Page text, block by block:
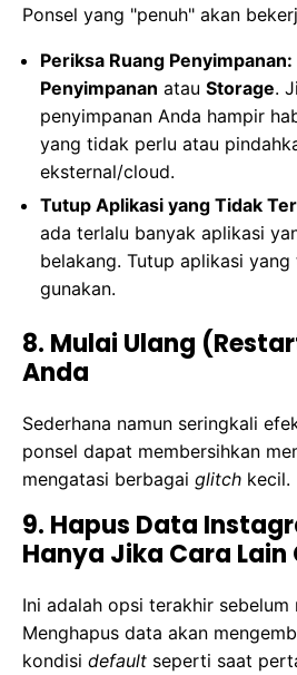
Ponsel yang "penuh" akan
Periksa Ruang Penyimpanan:
Penyimpanan atau Storage.
penyimpanan Anda hampir
yang tidak perlu atau
eksternal/cloud.
Tutup Aplikasi yang Tidak
ada terlalu banyak aplikasi
belakang. Tutup aplikasi
gunakan.
8. Mulai Ulang
Anda
Sederhana namun seringkali
ponsel dapat membersihkan
mengatasi berbagai glitch kecil.
9. Hapus Data
Hanya Jika Cara Lain
Ini adalah opsi terakhir sebelum
Menghapus data akan
kondisi default seperti saat